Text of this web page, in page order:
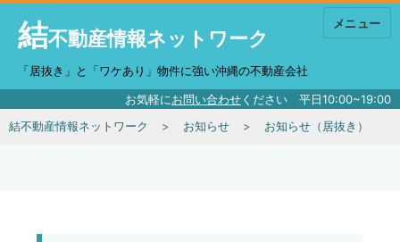
結不動産情報ネットワーク
「居抜き」と「ワケあり」物件に強い沖縄の不動産会社
お気軽にお問い合わせください 平日10:00~19:00
メニュー
結不動産情報ネットワーク お知らせ お知らせ（居抜き）